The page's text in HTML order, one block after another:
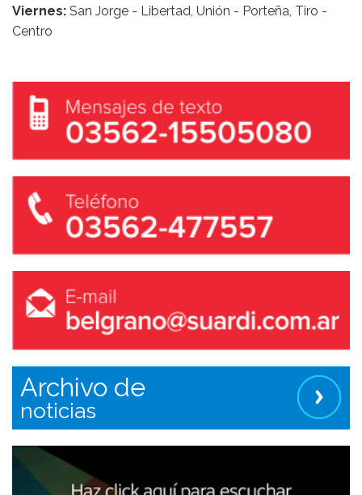
Viernes: San Jorge - Libertad, Unión - Porteña, Tiro -
Centro
Archivo de
noticias